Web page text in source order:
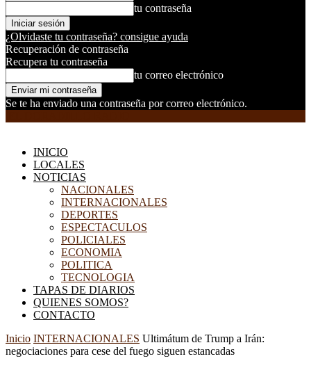
tu contraseña
¿Olvidaste tu contraseña? consigue ayuda
Recuperación de contraseña
Recupera tu contraseña
tu correo electrónico
Se te ha enviado una contraseña por correo electrónico.
INICIO
LOCALES
NOTICIAS
NACIONALES
INTERNACIONALES
DEPORTES
ESPECTACULOS
POLICIALES
ECONOMIA
POLITICA
TECNOLOGIA
TAPAS DE DIARIOS
QUIENES SOMOS?
CONTACTO
Inicio INTERNACIONALES Ultimátum de Trump a Irán:
negociaciones para cese del fuego siguen estancadas